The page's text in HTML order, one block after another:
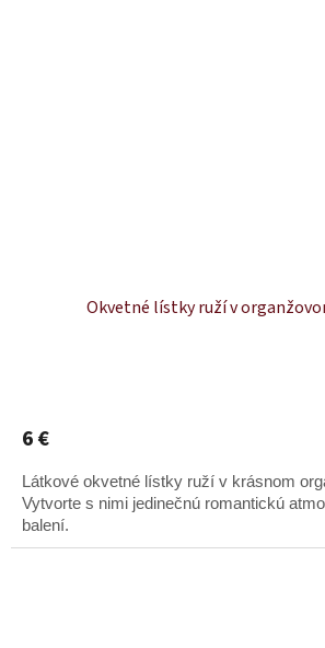
Okvetné lístky ruží v
6 €
Látkové okvetné lístky ruží v krásnom
Vytvorte s nimi jedinečnú romantickú
balení.